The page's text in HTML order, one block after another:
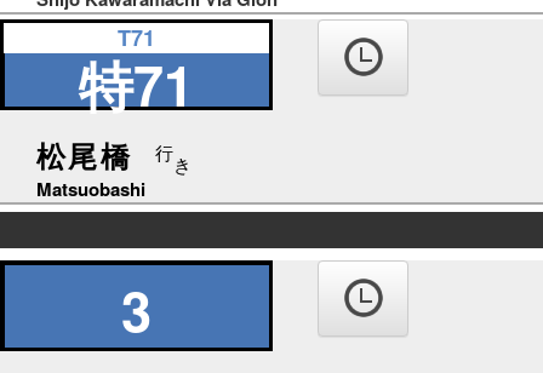
T71
特71
松尾橋 行き
Matsuobashi
の
3